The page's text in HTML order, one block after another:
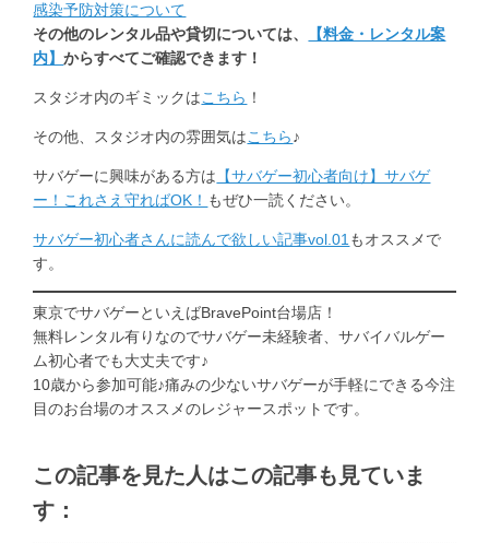
感染予防対策について
その他のレンタル品や貸切については、
【料金・レンタル案
内】からすべてご確認できます！
スタジオ内のギミックはこちら ！
その他、スタジオ内の雰囲気はこちら♪
サバゲーに興味がある方は 【サバゲー初心者向け】サバゲ
ー！これさえ守ればOK！ もぜひ一読ください。
サバゲー初心者さんに読んで欲しい記事vol.01 もオススメで
す。
東京でサバゲーといえばBravePoint台場店！
無料レンタル有りなのでサバゲー未経験者、サバイバルゲー
ム初心者でも大丈夫です♪
10歳から参加可能♪痛みの少ないサバゲーが手軽にできる今注
目のお台場のオススメのレジャースポットです。
この記事を見た人はこの記事も見ていま
す：